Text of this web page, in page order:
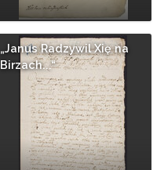
„Janus Radzywil Xię na
Birzach...“